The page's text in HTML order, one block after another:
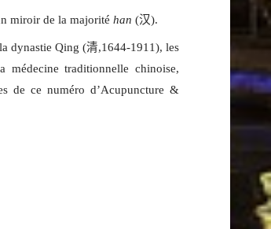
miroir de la majorité han (汉).
dynastie Qing (清,1644-1911), les
médecine traditionnelle chinoise,
de ce numéro d’Acupuncture &